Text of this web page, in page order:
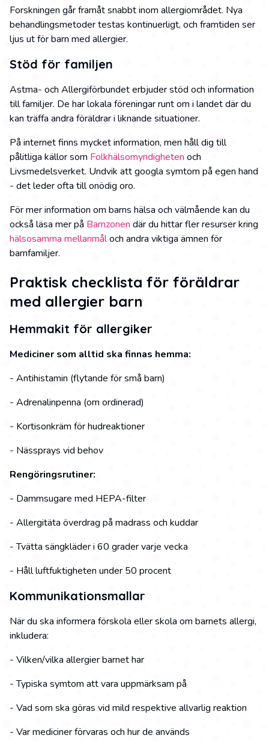
Forskningen går framåt snabbt inom allergiområdet. Nya
behandlingsmetoder testas kontinuerligt, och framtiden ser
ljus ut för barn med allergier.
Stöd för familjen
Astma- och Allergiförbundet erbjuder stöd och information
till familjer. De har lokala föreningar runt om i landet där du
kan träffa andra föräldrar i liknande situationer.
På internet finns mycket information, men håll dig till
pålitliga källor som Folkhälsomyndigheten och
Livsmedelsverket. Undvik att googla symtom på egen hand
- det leder ofta till onödig oro.
För mer information om barns hälsa och välmående kan du
också läsa mer på Barnzonen där du hittar fler resurser kring
hälsosamma mellanmåloch andra viktiga ämnen för
barnfamiljer.
Praktisk checklista för föräldrar
med allergier barn
Hemmakit för allergiker
Mediciner som alltid ska finnas hemma:
- Antihistamin (flytande för små barn)
- Adrenalinpenna (om ordinerad)
- Kortisonkräm för hudreaktioner
- Nässprays vid behov
Rengöringsrutiner:
- Dammsugare med HEPA-filter
- Allergitäta överdrag på madrass och kuddar
- Tvätta sängkläder i 60 grader varje vecka
- Håll luftfuktigheten under 50 procent
Kommunikationsmallar
När du ska informera förskola eller skola om barnets allergi,
inkludera:
- Vilken/vilka allergier barnet har
- Typiska symtom att vara uppmärksam på
- Vad som ska göras vid mild respektive allvarlig reaktion
- Var mediciner förvaras och hur de används